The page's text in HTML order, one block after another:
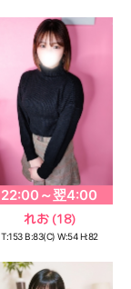
22:00～翌4:00
れお (18)
T:153 B:83(C) W:54 H:82